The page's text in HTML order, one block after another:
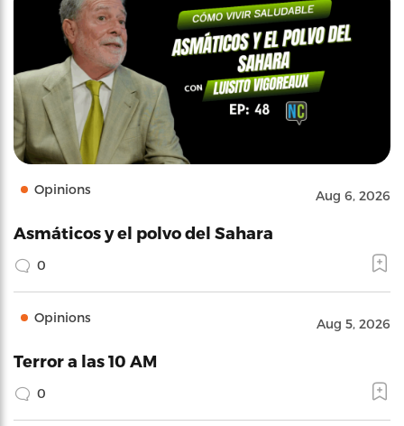
Opinions Aug 6, 2026
Asmáticos y el polvo del Sahara
0
Opinions Aug 5, 2026
Terror a las 10 AM
0